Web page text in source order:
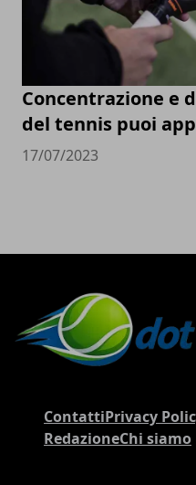
Concentrazione e
del tennis puoi
17/07/2023
ContattiPrivacy
RedazioneChi siamo